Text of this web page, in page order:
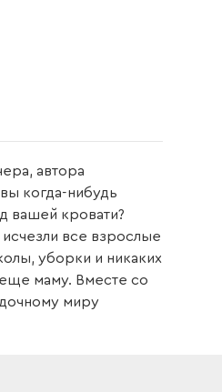
автора
когда-нибудь
вашей кровати?
все взрослые
уборки и никаких
еще маму. Вместе со
миру